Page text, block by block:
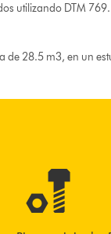
utilizando DTM 769.
de 28.5 m3, en un